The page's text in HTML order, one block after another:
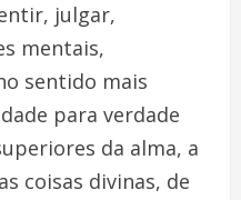
julgar,
mentais,
sentido mais
para verdade
da alma, a
coisas divinas, de